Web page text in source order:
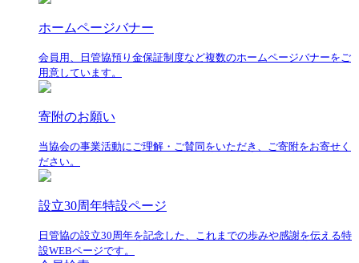
ホームページバナー
会員用、日管協預り金保証制度など複数のホームページバナーをご
用意しています。
寄附のお願い
当協会の事業活動にご理解・ご賛同をいただき、ご寄附をお寄せく
ださい。
設立30周年特設ページ
日管協の設立30周年を記念した、これまでの歩みや感謝を伝える特
設WEBページです。